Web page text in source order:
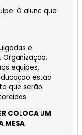
O aluno que
e
equipes,
estão
que serão
COLOCA UM
MESA